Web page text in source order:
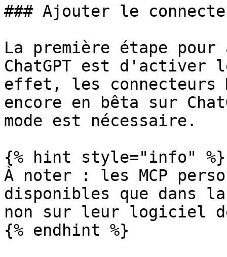
### Ajouter le
La première étape
ChatGPT est d'activer
effet, les connecteurs
encore en bêta sur
mode est nécessaire.
{% hint style="info" %}
À noter : les MCP
disponibles que dans
non sur leur logiciel
{% endhint %}